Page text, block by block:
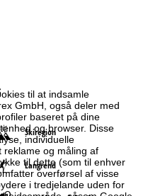
til at indsamle
GmbH, også deler med
baseret på dine
og browser. Disse
individuelle
reklame og måling af
til dette (som til enhver
overførsel af visse
i tredjelande uden for
Skiregion
Langrend